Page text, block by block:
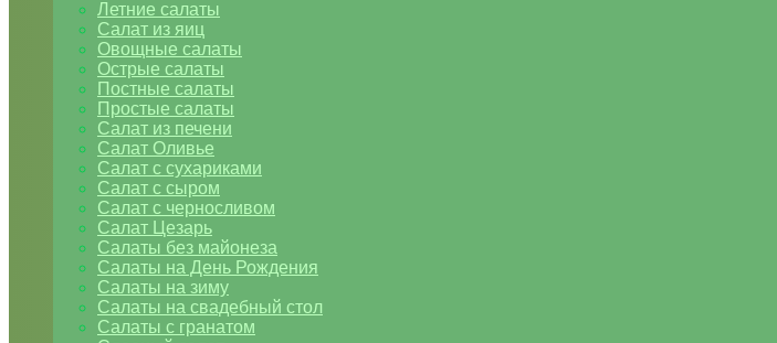
Летние салаты
Салат из яиц
Овощные салаты
Острые салаты
Постные салаты
Простые салаты
Салат из печени
Салат Оливье
Салат с сухариками
Салат с сыром
Салат с черносливом
Салат Цезарь
Салаты без майонеза
Салаты на День Рождения
Салаты на зиму
Салаты на свадебный стол
Салаты с гранатом